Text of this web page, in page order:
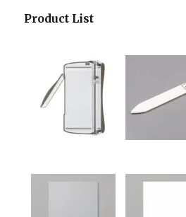
Product List